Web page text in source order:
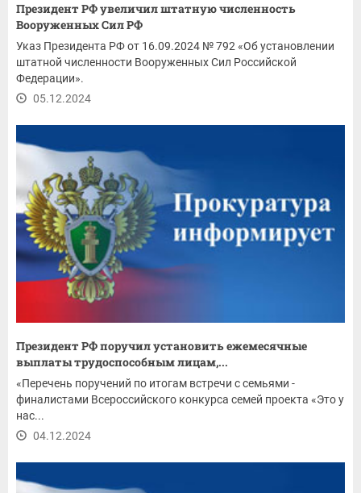
Президент РФ увеличил штатную численность
Вооруженных Сил РФ
Указ Президента РФ от 16.09.2024 № 792 «Об установлении
штатной численности Вооруженных Сил Российской
Федерации».
05.12.2024
Президент РФ поручил установить ежемесячные
выплаты трудоспособным лицам,...
«Перечень поручений по итогам встречи с семьями -
финалистами Всероссийского конкурса семей проекта «Это у
нас...
04.12.2024